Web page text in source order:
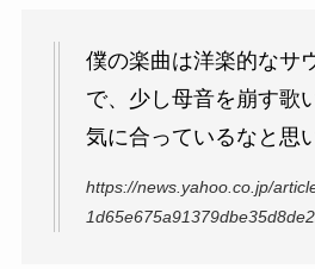
僕の楽曲は洋楽的なサ
で、少し母音を崩す歌
気に合っているなと思
https://news.yahoo.co.jp/